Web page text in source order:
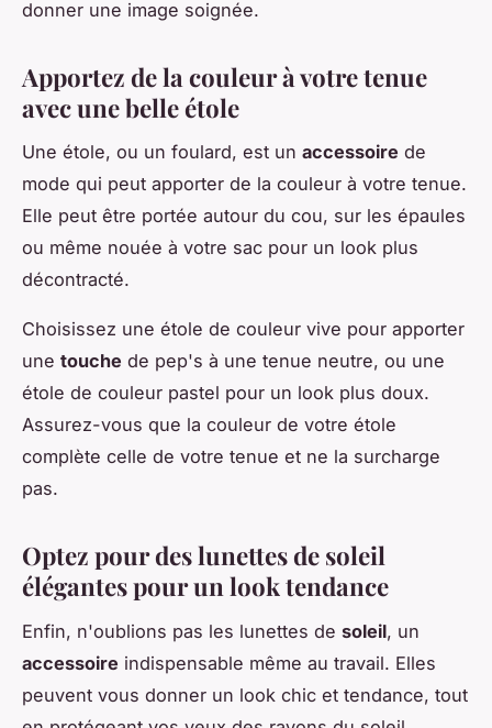
donner une image soignée.
Apportez de la couleur à votre tenue
avec une belle étole
Une étole, ou un foulard, est un accessoire de
mode qui peut apporter de la couleur à votre tenue.
Elle peut être portée autour du cou, sur les épaules
ou même nouée à votre sac pour un look plus
décontracté.
Choisissez une étole de couleur vive pour apporter
une touche de pep's à une tenue neutre, ou une
étole de couleur pastel pour un look plus doux.
Assurez-vous que la couleur de votre étole
complète celle de votre tenue et ne la surcharge
pas.
Optez pour des lunettes de soleil
élégantes pour un look tendance
Enfin, n'oublions pas les lunettes de soleil, un
accessoire indispensable même au travail. Elles
peuvent vous donner un look chic et tendance, tout